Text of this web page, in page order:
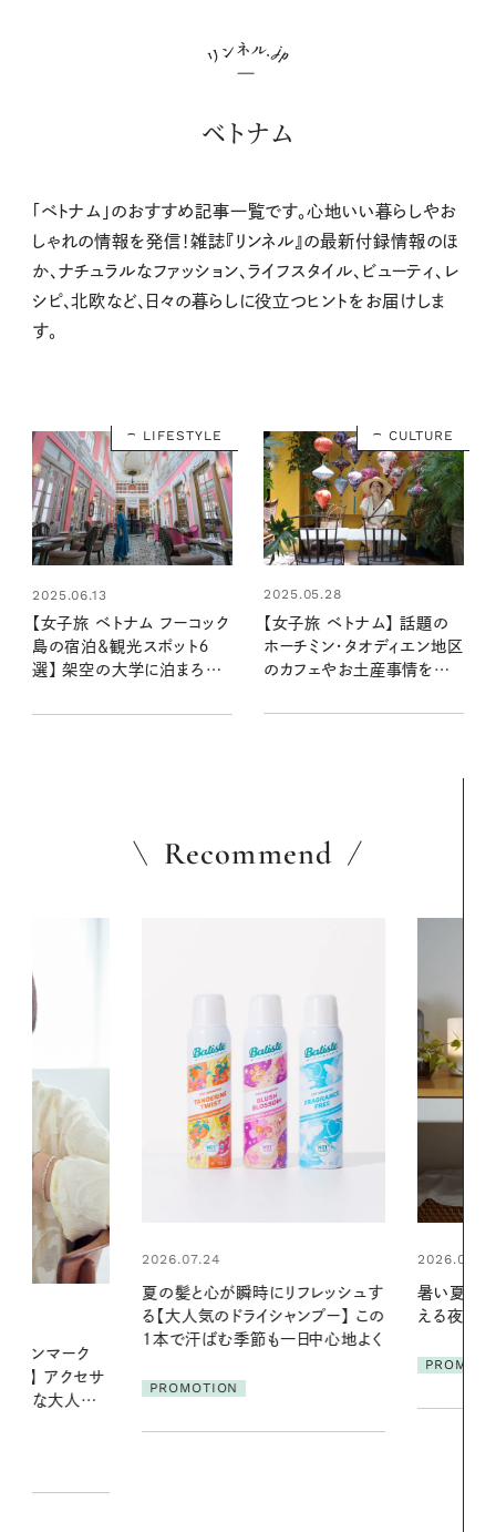
ベトナム
「ベトナム」のおすすめ記事一覧です。心地いい暮らしやお
しゃれの情報を発信！雑誌『リンネル』の最新付録情報のほ
か、ナチュラルなファッション、ライフスタイル、ビューティ、レ
シピ、北欧など、日々の暮らしに役立つヒントをお届けしま
す。
LIFESTYLE
2025.06.13
【女子旅 ベトナム フーコック
島の宿泊＆観光スポット６
選】 架空の大学に泊まろう！
ャンパス滞在
CULTURE
2025.05.28
【女子旅 ベトナム】 話題の
ホーチミン・タオディエン地区
のカフェやお土産事情をレ
トクルーズまで、一日中満喫
Recommend
ンマーク
な大人の
2026.07.24
夏の髪と心が瞬時にリフレッシュす
る【大人気のドライシャンプー】 この
1本で汗ばむ季節も一日中心地よく
PROMOTION
2026.06.01
暑い夏のナ
える夜の爽